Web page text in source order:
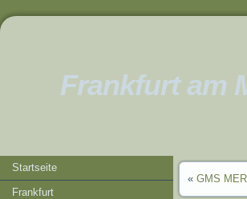
Frankfurt am
Startseite
Frankfurt
« GMS